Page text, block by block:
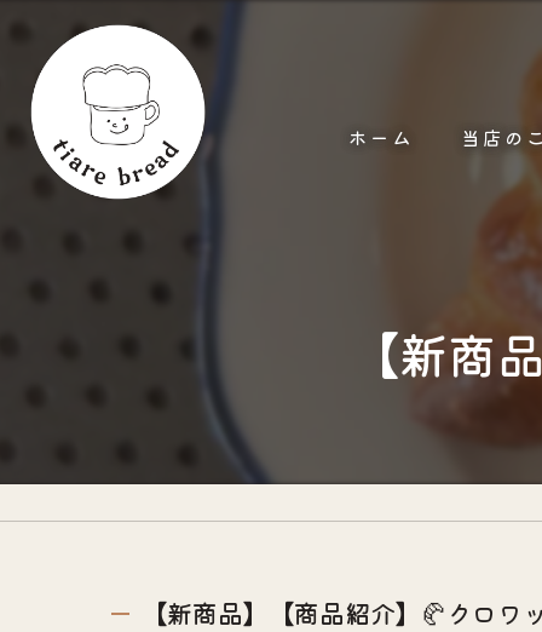
ホーム 当店の
【新商
【新商品】【商品紹介】🥐クロワ